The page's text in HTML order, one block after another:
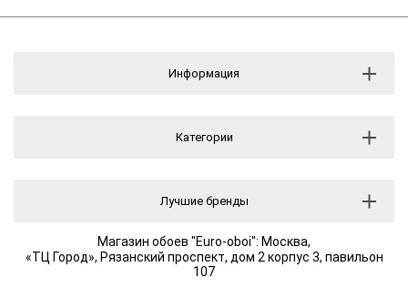
Информация
Категории
Лучшие бренды
Магазин обоев "Euro-oboi": Москва,
«ТЦ Город», Рязанский проспект, дом 2 корпус 3, павильон
107